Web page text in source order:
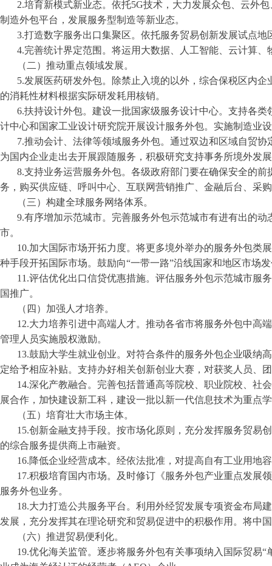
2.培育新模式新业态。依托5G技术，大力发展众包、云外
制造外包平台，发展服务型制造等新业态。
3.打造数字服务出口集聚区。依托服务贸易创新发展试点
4.完善统计界定范围。将运用大数据、人工智能、云计算
（二）推动重点领域发展。
5.发展医药研发外包。除禁止入境的以外，综合保税区内
的消耗性材料根据实际研发耗用核销。
6.扶持设计外包。建设一批国家级服务设计中心。支持各
计中心和国家工业设计研究院开展设计服务外包。实施制造业
7.推动会计、法律等领域服务外包。通过双边和区域自贸
为国内企业走出去开展跟随服务，积极研究支持事务所境外发
8.支持业务运营服务外包。各级政府部门要在确保安全的
务，购买供应链、呼叫中心、互联网营销推广、金融后台、采
（三）构建全球服务网络体系。
9.有序增加示范城市。完善服务外包示范城市有进有出的
市。
10.加大国际市场开拓力度。将更多境外举办的服务外包类
种手段开拓国际市场。鼓励向“一带一路”沿线国家和地区市场
11.评估优化出口信贷优惠措施。评估服务外包示范城市服
国推广。
（四）加强人才培养。
12.大力培养引进中高端人才。推动各省市将服务外包中高
管理人员实施股权激励。
13.鼓励大学生就业创业。对符合条件的服务外包企业吸纳
定给予相应补贴。支持办好相关创新创业大赛，对获奖人员、
14.深化产教融合。完善包括普通高等院校、职业院校、社
展合作，加快建设新工科，建设一批以新一代信息技术为重点
（五）培育壮大市场主体。
15.创新金融支持手段。按市场化原则，充分发挥服务贸易
的综合服务提供商上市融资。
16.降低企业经营成本。经依法批准，对提高自有工业用地
17.积极培育国内市场。及时修订《服务外包产业重点发展
服务外包业务。
18.大力打造公共服务平台。利用外经贸发展专项资金布局
发展，充分发挥其在理论研究和贸易促进中的积极作用。将中
（六）推进贸易便利化。
19.优化海关监管。逐步将服务外包有关事项纳入国际贸易